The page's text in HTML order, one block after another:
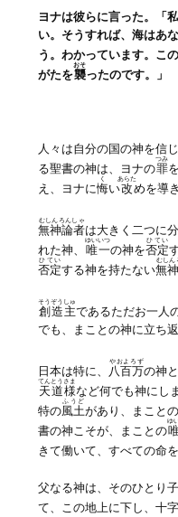
ヨナは彼らに言った。「
い。そうすれば、海はあ
う。わかっています。この
がたを襲
おそ
ったのです。」
人々は自分の国の神を信
る聖書の神は、ヨナの罪
つみ
え、ヨナに悔
く
い改
あらた
めを導
無神論者
むしんろんしゃ
は大きく二つに
れた神、 唯一
ゆいいつ
の神を否定
ひてい
否定
ひてい
する神を持たない無
むしん
創造
そうぞう
主
しゅ
であるただお一人
でも、まことの神に立ち
日本は特に、 八百万
やおよろず
の神
天道
てんとう
様
さま
など何でも神にし
特の風土
ふうど
があり、まこと
書の神こそが、まことの
ゆ
きて働いて、すべての命を
父なる神は、そのひとり
て、この地上に下し、十